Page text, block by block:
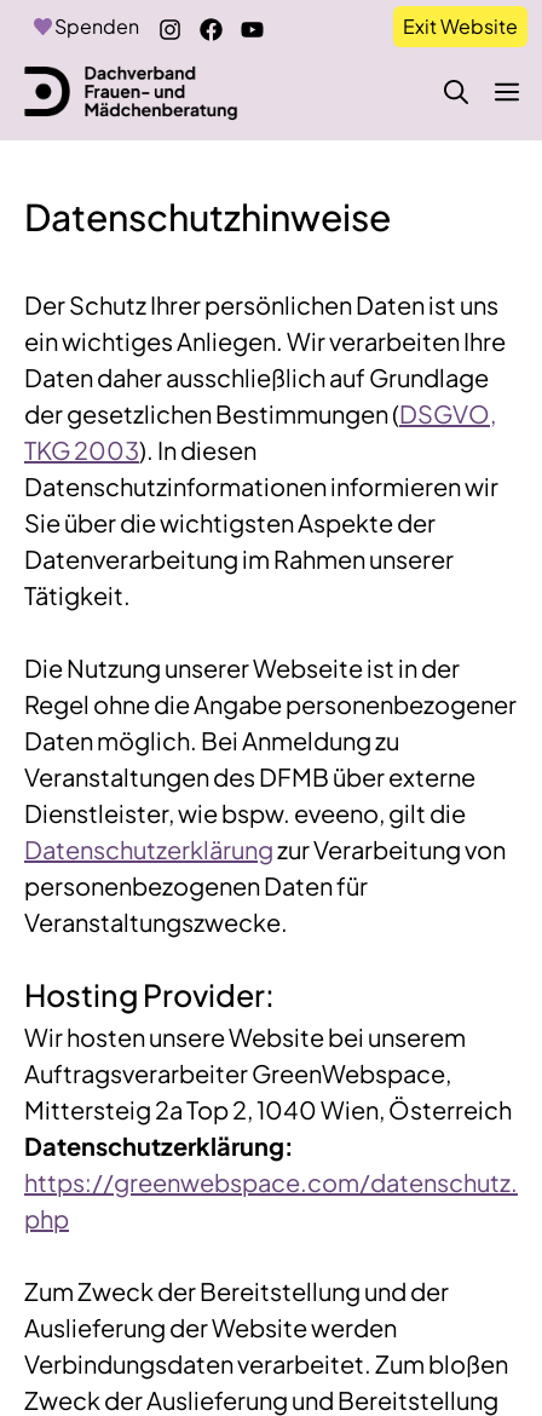
Exit Website
Zum
springen
Spenden
Datenschutzhinweise
Der Schutz Ihrer persönlichen Daten ist uns
ein wichtiges Anliegen. Wir verarbeiten Ihre
Daten daher ausschließlich auf Grundlage
der gesetzlichen Bestimmungen (DSGVO,
TKG 2003). In diesen
Datenschutzinformationen informieren wir
Sie über die wichtigsten Aspekte der
Datenverarbeitung im Rahmen unserer
Tätigkeit.
Die Nutzung unserer Webseite ist in der
Regel ohne die Angabe personenbezogener
Daten möglich. Bei Anmeldung zu
Veranstaltungen des DFMB über externe
Dienstleister, wie bspw. eveeno, gilt die
Datenschutzerklärungzur Verarbeitung von
personenbezogenen Daten für
Veranstaltungszwecke.
Hosting Provider:
Wir hosten unsere Website bei unserem
Auftragsverarbeiter GreenWebspace,
Mittersteig 2a Top 2, 1040 Wien, Österreich
Datenschutzerklärung:
https://greenwebspace.com/datenschutz.
php
Zum Zweck der Bereitstellung und der
Auslieferung der Website werden
Verbindungsdaten verarbeitet. Zum bloßen
Zweck der Auslieferung und Bereitstellung